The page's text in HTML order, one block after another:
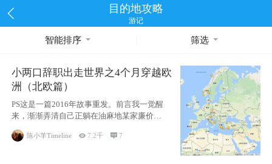
目的地攻略
游记
智能排序 筛选
小两口辞职出走世界之4个月穿越欧
洲（北欧篇）
PS这是一篇2016年故事重发。前言我一觉醒
来，渐渐弄清自己正躺在油麻地某家廉价宾
馆
陈小羊Timeline 7.2千 7